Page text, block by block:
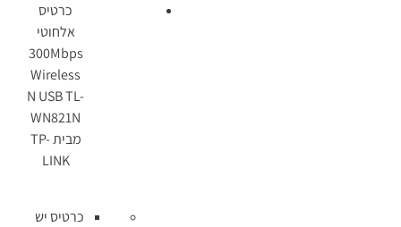
כרטיס
אלחוטי
300Mbps
Wireless
N USB TL-
WN821N
מבית TP-
LINK
כרטיס יש